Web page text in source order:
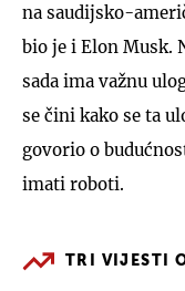
na saudijsko-
bio je i Elon Musk.
sada ima važnu
se čini kako se ta
govorio o
imati roboti.
TRI VIJESTI